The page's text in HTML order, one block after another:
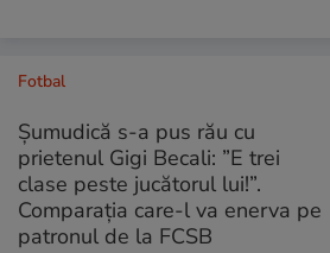
Fotbal
Șumudică s-a pus rău cu
prietenul Gigi Becali: ”E trei
clase peste jucătorul lui!”.
Comparația care-l va enerva pe
patronul de la FCSB